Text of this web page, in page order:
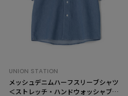
UNION STATION
メッシュデニムハーフスリーブシャツ
＜ストレッチ・ハンドウォッシャブ